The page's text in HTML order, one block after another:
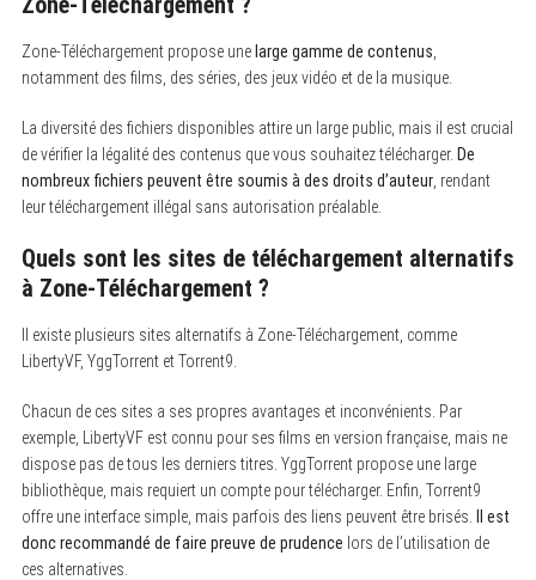
Zone-Téléchargement propose une large gamme de contenus
notamment des films, des séries, des jeux vidéo et de la musique.
La diversité des fichiers disponibles attire un large public, mais il est crucial
de vérifier la légalité des contenus que vous souhaitez télécharger. De
nombreux fichiers peuvent être soumis à des droits d’auteur, rendant
leur téléchargement illégal sans autorisation préalable.
Quels sont les sites de téléchargement alternatifs
à Zone-Téléchargement ?
Il existe plusieurs sites alternatifs à Zone-Téléchargement, comme
LibertyVF, YggTorrent et Torrent9.
Chacun de ces sites a ses propres avantages et inconvénients. Par
exemple, LibertyVF est connu pour ses films en version française, mais ne
dispose pas de tous les derniers titres. YggTorrent propose une large
bibliothèque, mais requiert un compte pour télécharger. Enfin, Torrent9
offre une interface simple, mais parfois des liens peuvent être brisés.
Il est
donc recommandé de faire preuve de prudence lors de l’utilisation de
ces alternatives.